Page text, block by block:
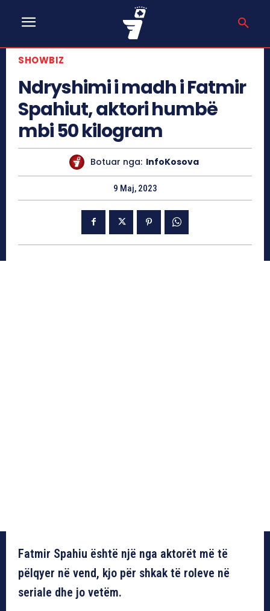
SHOWBIZ
Ndryshimi i madh i Fatmir
Spahiut, aktori humbë
mbi 50 kilogram
Botuar nga: InfoKosova
9 Maj, 2023
Fatmir Spahiu është një nga aktorët më të
pëlqyer në vend, kjo për shkak të roleve në
seriale dhe jo vetëm.